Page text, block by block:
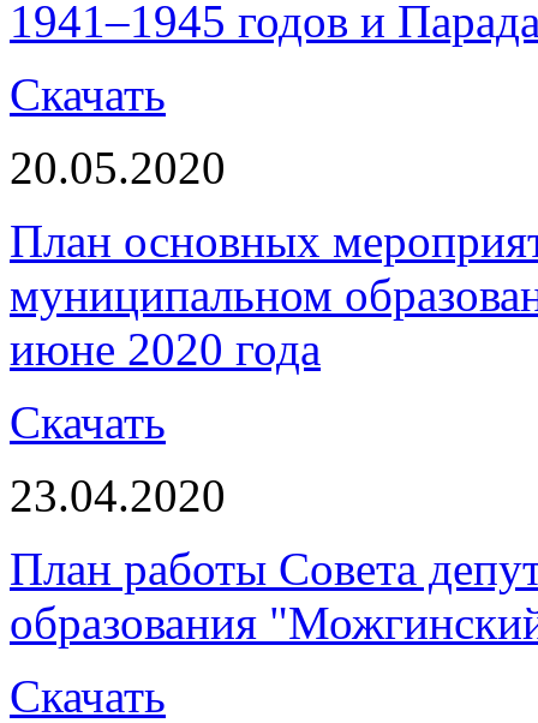
1941–1945 годов и
Скачать
20.05.2020
План основных
муниципальном
июне 2020 года
Скачать
23.04.2020
План работы Совета
образования
Скачать